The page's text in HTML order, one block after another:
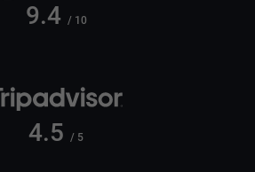
9.4 / 10
4.5 / 5